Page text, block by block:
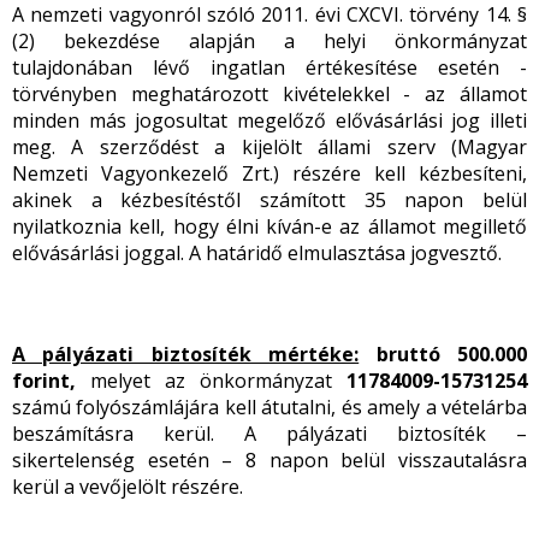
A nemzeti vagyonról szóló 2011. évi CXCVI. törvény 14. §
(2) bekezdése alapján a helyi önkormányzat
tulajdonában lévő ingatlan értékesítése esetén -
törvényben meghatározott kivételekkel - az államot
minden más jogosultat megelőző elővásárlási jog illeti
meg. A szerződést a kijelölt állami szerv (Magyar
Nemzeti Vagyonkezelő Zrt.) részére kell kézbesíteni,
akinek a kézbesítéstől számított 35 napon belül
nyilatkoznia kell, hogy élni kíván-e az államot megillető
elővásárlási joggal. A határidő elmulasztása jogvesztő.
A pályázati biztosíték mértéke:
bruttó 500.000
forint, melyet az önkormányzat 11784009-15731254
számú folyószámlájára kell átutalni, és amely a vételárba
beszámításra kerül. A pályázati biztosíték –
sikertelenség esetén – 8 napon belül visszautalásra
kerül a vevőjelölt részére.